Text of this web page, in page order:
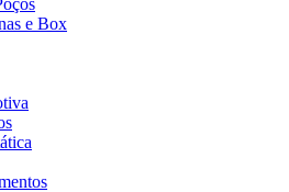
e Box